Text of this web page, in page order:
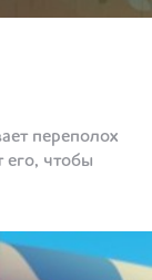
переполох
его, чтобы